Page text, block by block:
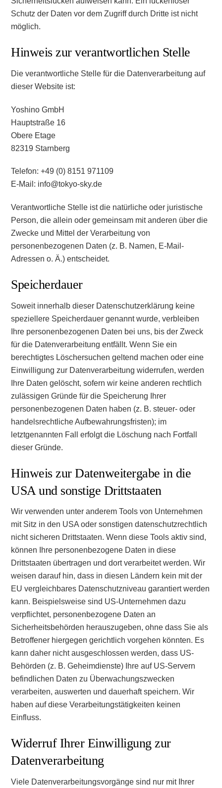
Schutz der Daten vor dem Zugriff durch Dritte ist nicht
möglich.
Hinweis zur verantwortlichen Stelle
Die verantwortliche Stelle für die Datenverarbeitung auf
dieser Website ist:
Yoshino GmbH
Hauptstraße 16
Obere Etage
82319 Starnberg
Telefon: +49 (0) 8151 971109
E-Mail: info@tokyo-sky.de
Verantwortliche Stelle ist die natürliche oder juristische
Person, die allein oder gemeinsam mit anderen über die
Zwecke und Mittel der Verarbeitung von
personenbezogenen Daten (z. B. Namen, E-Mail-
Adressen o. Ä.) entscheidet.
Speicherdauer
Soweit innerhalb dieser Datenschutzerklärung keine
speziellere Speicherdauer genannt wurde, verbleiben
Ihre personenbezogenen Daten bei uns, bis der Zweck
für die Datenverarbeitung entfällt. Wenn Sie ein
berechtigtes Löschersuchen geltend machen oder eine
Einwilligung zur Datenverarbeitung widerrufen, werden
Ihre Daten gelöscht, sofern wir keine anderen rechtlich
zulässigen Gründe für die Speicherung Ihrer
personenbezogenen Daten haben (z. B. steuer- oder
handelsrechtliche Aufbewahrungsfristen); im
letztgenannten Fall erfolgt die Löschung nach Fortfall
dieser Gründe.
Hinweis zur Datenweitergabe in die
USA und sonstige Drittstaaten
Wir verwenden unter anderem Tools von Unternehmen
mit Sitz in den USA oder sonstigen datenschutzrechtlich
nicht sicheren Drittstaaten. Wenn diese Tools aktiv sind,
können Ihre personenbezogene Daten in diese
Drittstaaten übertragen und dort verarbeitet werden. Wir
weisen darauf hin, dass in diesen Ländern kein mit der
EU vergleichbares Datenschutzniveau garantiert werden
kann. Beispielsweise sind US-Unternehmen dazu
verpflichtet, personenbezogene Daten an
Sicherheitsbehörden herauszugeben, ohne dass Sie als
Betroffener hiergegen gerichtlich vorgehen könnten. Es
kann daher nicht ausgeschlossen werden, dass US-
Behörden (z. B. Geheimdienste) Ihre auf US-Servern
befindlichen Daten zu Überwachungszwecken
verarbeiten, auswerten und dauerhaft speichern. Wir
haben auf diese Verarbeitungstätigkeiten keinen
Einfluss.
Widerruf Ihrer Einwilligung zur
Datenverarbeitung
Viele Datenverarbeitungsvorgänge sind nur mit Ihrer